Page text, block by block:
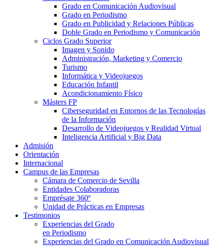
Grado en Comunicación Audiovisual
Grado en Periodismo
Grado en Publicidad y Relaciones Públicas
Doble Grado en Periodismo y Comunicación
Ciclos Grado Superior
Imagen y Sonido
Administración, Marketing y Comercio
Turismo
Informática y Videojuegos
Educación Infantil
Acondicionamiento Físico
Másters FP
Ciberseguridad en Entornos de las Tecnologías
de la Información
Desarrollo de Videojuegos y Realidad Virtual
Inteligencia Artificial y Big Data
Admisión
Orientación
Internacional
Campus de las Empresas
Cámara de Comercio de Sevilla
Entidades Colaboradoras
Emprésate 360º
Unidad de Prácticas en Empresas
Testimonios
Experiencias del Grado
en Periodismo
Experiencias del Grado en Comunicación Audiovisual